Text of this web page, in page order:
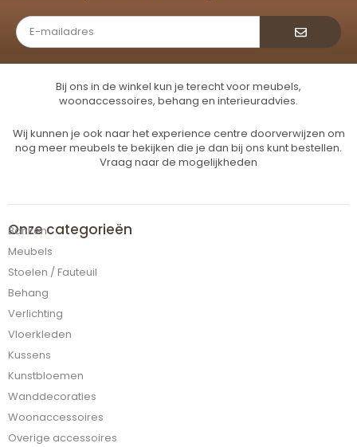
Bij ons in de winkel kun je terecht voor meubels,
woonaccessoires, behang en interieuradvies.
Wij kunnen je ook naar het experience centre doorverwijzen om
nog meer meubels te bekijken die je dan bij ons kunt bestellen.
Vraag naar de mogelijkheden
Onze categorieën
Banken
Meubels
Stoelen / Fauteuil
Behang
Verlichting
Vloerkleden
Kussens
Kunstbloemen
Wanddecoraties
Woonaccessoires
Overige accessoires